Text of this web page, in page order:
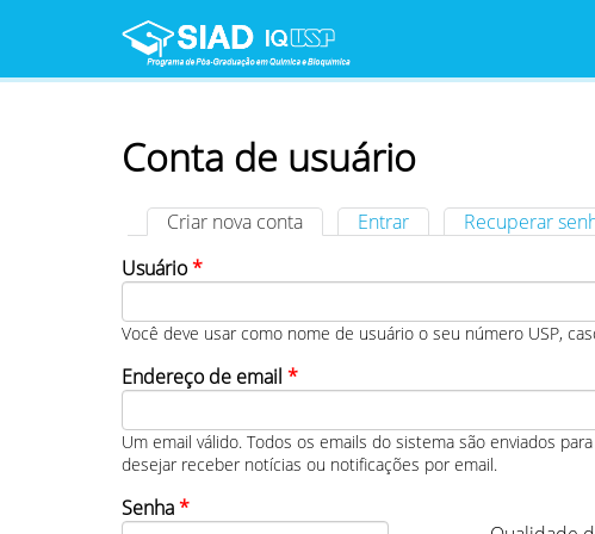
Menu principal
Conta de usuário
Abas primárias
Criar nova conta (aba ativa)Entrar
Recuperar
Usuário*
Você deve usar como nome de usuário o seu número USP,
Endereço de email *
Um email válido. Todos os emails do sistema são enviados
desejar receber notícias ou notificações por email.
Senha*